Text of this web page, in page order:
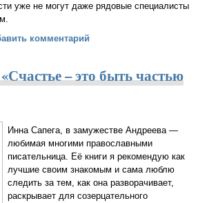
уже не могут даже рядовые специалисты
себе, или Почему человечество «стреляет
комментарий
– это быть частью
Инна Сапега, в замужестве Андреева —
любимая многими православными
писательница. Её книги я рекомендую как
лучшие своим знакомым и сама люблю
следить за тем, как она разворачивает,
раскрывает для созерцательного